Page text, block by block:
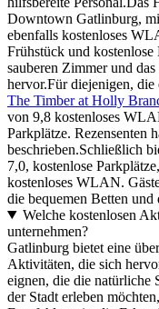
Downtown Gatlinburg,
ebenfalls kostenloses
Frühstück und kostenlose
sauberen Zimmer und
hervor.Für diejenigen,
The Timber at Holly
von 9,8 kostenloses
Parkplätze. Rezensenten
beschrieben.Schließlich
7,0, kostenlose
kostenloses WLAN.
die bequemen Betten
Welche kostenlosen
unternehmen?
Gatlinburg bietet eine
Aktivitäten, die sich
eignen, die die natürliche
der Stadt erleben